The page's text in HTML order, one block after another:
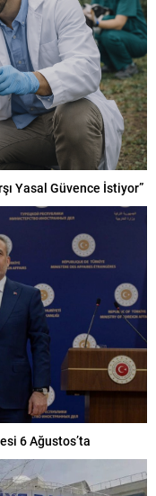
Yasal Güvence İstiyor”
6 Ağustos’ta